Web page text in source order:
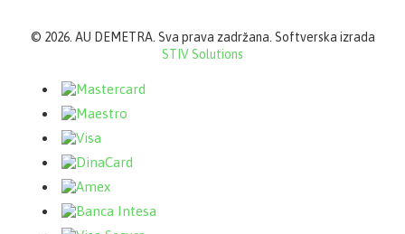
© 2026. AU DEMETRA. Sva prava zadržana. Softverska izrada
STIV Solutions